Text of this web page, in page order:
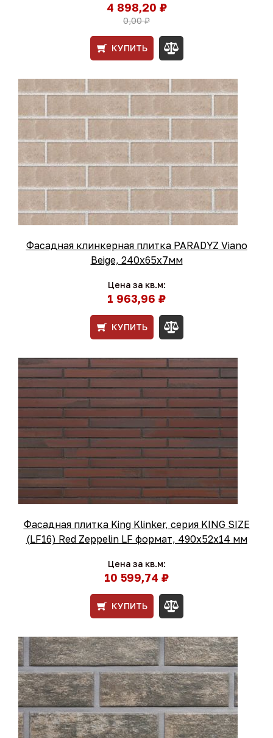
4 898,20 ₽
0,00 ₽
КУПИТЬ
Фасадная клинкерная плитка PARADYZ Viano
Beige, 240x65x7мм
Цена за кв.м:
1 963,96 ₽
КУПИТЬ
Фасадная плитка King Klinker, серия KING SIZE
(LF16) Red Zeppelin LF формат, 490х52х14 мм
Цена за кв.м:
10 599,74 ₽
КУПИТЬ